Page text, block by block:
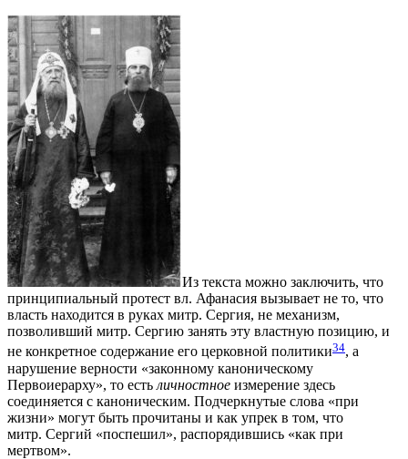
Из текста можно заключить, что
принципиальный протест вл. Афанасия вызывает не то, что
власть находится в руках митр. Сергия, не механизм,
позволивший митр. Сергию занять эту властную позицию, и
не конкретное содержание его церковной политики34, а
нарушение верности «законному каноническому
Первоиерарху», то есть личностное измерение здесь
соединяется с каноническим. Подчеркнутые слова «при
жизни» могут быть прочитаны и как упрек в том, что
митр. Сергий «поспешил», распорядившись «как при
мертвом».